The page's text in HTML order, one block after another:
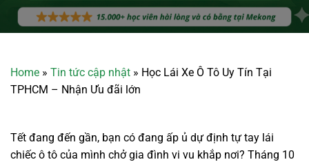
Home » Tin tức cập nhật » Học Lái Xe Ô Tô Uy Tín Tại
TPHCM – Nhận Ưu đãi lớn
Tết đang đến gần, bạn có đang ấp ủ dự định tự tay lái
chiếc ô tô của mình chở gia đình vi vu khắp nơi? Tháng 10